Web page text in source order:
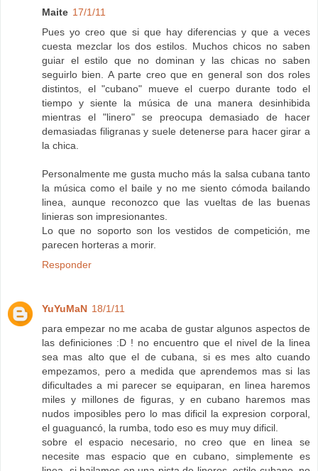
Maite 17/1/11
Pues yo creo que si que hay diferencias y que a veces
cuesta mezclar los dos estilos. Muchos chicos no saben
guiar el estilo que no dominan y las chicas no saben
seguirlo bien. A parte creo que en general son dos roles
distintos, el "cubano" mueve el cuerpo durante todo el
tiempo y siente la música de una manera desinhibida
mientras el "linero" se preocupa demasiado de hacer
demasiadas filigranas y suele detenerse para hacer girar a
la chica.
Personalmente me gusta mucho más la salsa cubana tanto
la música como el baile y no me siento cómoda bailando
linea, aunque reconozco que las vueltas de las buenas
linieras son impresionantes.
Lo que no soporto son los vestidos de competición, me
parecen horteras a morir.
Responder
YuYuMaN 18/1/11
para empezar no me acaba de gustar algunos aspectos de
las definiciones :D ! no encuentro que el nivel de la linea
sea mas alto que el de cubana, si es mes alto cuando
empezamos, pero a medida que aprendemos mas si las
dificultades a mi parecer se equiparan, en linea haremos
miles y millones de figuras, y en cubano haremos mas
nudos imposibles pero lo mas dificil la expresion corporal,
el guaguancó, la rumba, todo eso es muy muy dificil.
sobre el espacio necesario, no creo que en linea se
necesite mas espacio que en cubano, simplemente es